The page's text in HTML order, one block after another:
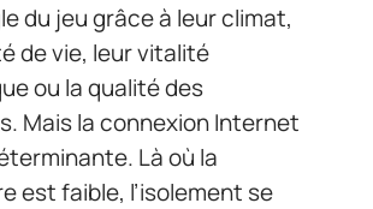
du jeu grâce à leur climat,
de vie, leur vitalité
ou la qualité des
Mais la connexion Internet
Là où la
est faible, l’isolement se